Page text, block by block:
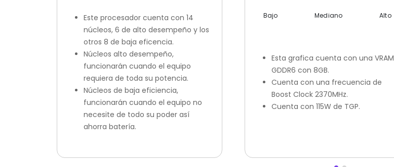
Este procesador cuenta con 14
núcleos, 6 de alto desempeño y los
otros 8 de baja eficencia.
Núcleos alto desempeño,
funcionarán cuando el equipo
requiera de toda su potencia.
Núcleos de baja eficiencia,
funcionarán cuando el equipo no
necesite de todo su poder así
ahorra batería.
Bajo Mediano Alto
Esta grafica cuenta con una VRAM
GDDR6 con 8GB.
Cuenta con una frecuencia de
Boost Clock 2370MHz.
Cuenta con 115W de TGP.